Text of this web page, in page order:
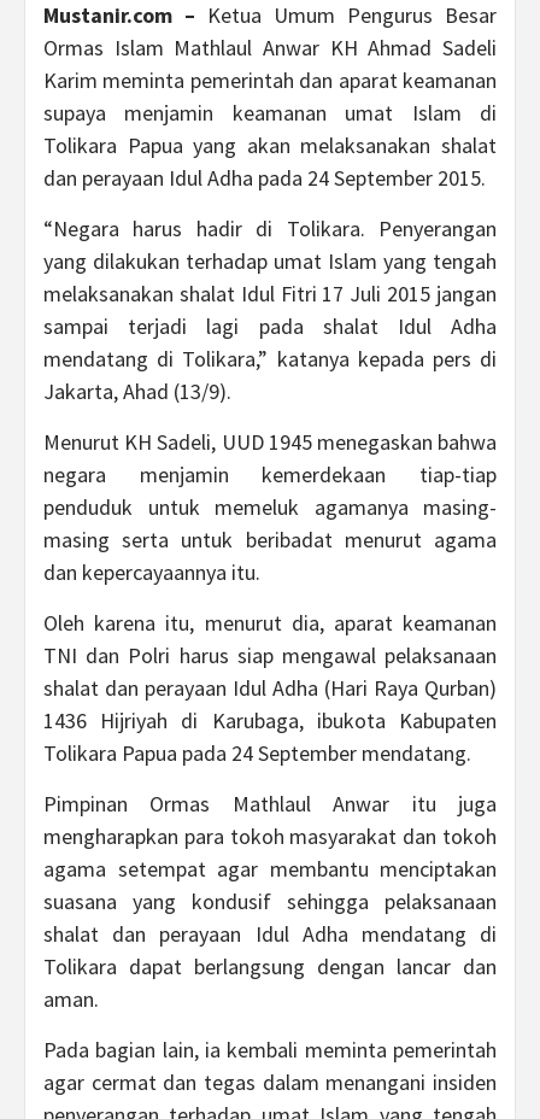
Mustanir.com – Ketua Umum Pengurus Besar
Ormas Islam Mathlaul Anwar KH Ahmad Sadeli
Karim meminta pemerintah dan aparat keamanan
supaya menjamin keamanan umat Islam di
Tolikara Papua yang akan melaksanakan shalat
dan perayaan Idul Adha pada 24 September 2015.
“Negara harus hadir di Tolikara. Penyerangan
yang dilakukan terhadap umat Islam yang tengah
melaksanakan shalat Idul Fitri 17 Juli 2015 jangan
sampai terjadi lagi pada shalat Idul Adha
mendatang di Tolikara,” katanya kepada pers di
Jakarta, Ahad (13/9).
Menurut KH Sadeli, UUD 1945 menegaskan bahwa
negara menjamin kemerdekaan tiap-tiap
penduduk untuk memeluk agamanya masing-
masing serta untuk beribadat menurut agama
dan kepercayaannya itu.
Oleh karena itu, menurut dia, aparat keamanan
TNI dan Polri harus siap mengawal pelaksanaan
shalat dan perayaan Idul Adha (Hari Raya Qurban)
1436 Hijriyah di Karubaga, ibukota Kabupaten
Tolikara Papua pada 24 September mendatang.
Pimpinan Ormas Mathlaul Anwar itu juga
mengharapkan para tokoh masyarakat dan tokoh
agama setempat agar membantu menciptakan
suasana yang kondusif sehingga pelaksanaan
shalat dan perayaan Idul Adha mendatang di
Tolikara dapat berlangsung dengan lancar dan
aman.
Pada bagian lain, ia kembali meminta pemerintah
agar cermat dan tegas dalam menangani insiden